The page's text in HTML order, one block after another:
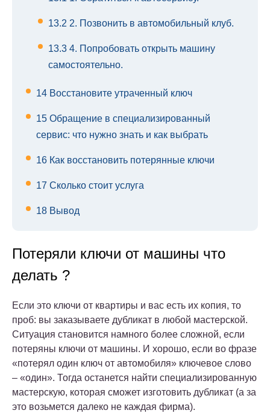
13.2 2. Позвонить в автомобильный клуб.
13.3 4. Попробовать открыть машину
самостоятельно.
14 Восстановите утраченный ключ
15 Обращение в специализированный
сервис: что нужно знать и как выбрать
16 Как восстановить потерянные ключи
17 Сколько стоит услуга
18 Вывод
Потеряли ключи от машины что
делать ?
Если это ключи от квартиры и вас есть их копия, то
проб: вы заказываете дубликат в любой мастерской.
Ситуация становится намного более сложной, если
потеряны ключи от машины. И хорошо, если во фразе
«потерял один ключ от автомобиля» ключевое слово
– «один». Тогда останется найти специализированную
мастерскую, которая сможет изготовить дубликат (а за
это возьмется далеко не каждая фирма).